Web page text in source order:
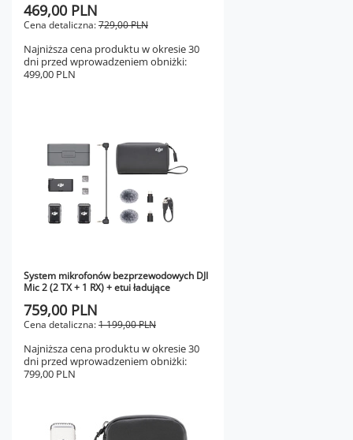
Cena detaliczna:729,00 PLN
469,00 PLN
Najniższa cena produktu w okresie 30
dni przed wprowadzeniem obniżki:
499,00 PLN
System mikrofonów bezprzewodowych DJI
Mic 2 (2 TX + 1 RX) + etui ładujące
Cena detaliczna:1 199,00 PLN
759,00 PLN
Najniższa cena produktu w okresie 30
dni przed wprowadzeniem obniżki:
799,00 PLN